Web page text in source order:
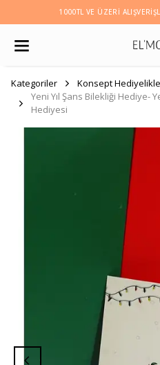
1000TL VE ÜZERI
Kategoriler Konsept
Yeni Yıl Şans Bilekliği Hediye-
Hediyesi